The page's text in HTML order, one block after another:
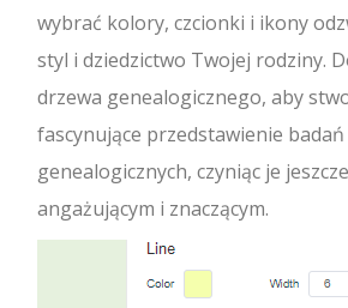
wybrać kolory, czcionki i ikony
styl i dziedzictwo Twojej rodziny.
drzewa genealogicznego, aby
fascynujące przedstawienie badań
genealogicznych, czyniąc je
angażującym i znaczącym.